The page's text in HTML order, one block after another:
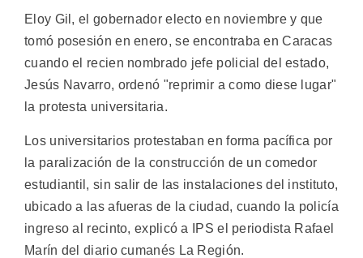
Eloy Gil, el gobernador electo en noviembre y que
tomó posesión en enero, se encontraba en Caracas
cuando el recien nombrado jefe policial del estado,
Jesús Navarro, ordenó "reprimir a como diese lugar"
la protesta universitaria.
Los universitarios protestaban en forma pacífica por
la paralización de la construcción de un comedor
estudiantil, sin salir de las instalaciones del instituto,
ubicado a las afueras de la ciudad, cuando la policía
ingreso al recinto, explicó a IPS el periodista Rafael
Marín del diario cumanés La Región.